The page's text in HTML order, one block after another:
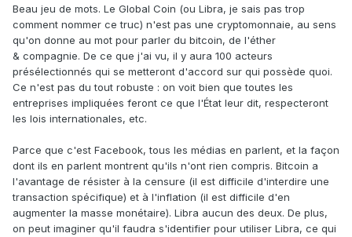
Beau jeu de mots. Le Global Coin (ou Libra, je sais pas trop
comment nommer ce truc) n'est pas une cryptomonnaie, au sens
qu'on donne au mot pour parler du bitcoin, de l'éther
& compagnie. De ce que j'ai vu, il y aura 100 acteurs
présélectionnés qui se metteront d'accord sur qui possède quoi.
Ce n'est pas du tout robuste : on voit bien que toutes les
entreprises impliquées feront ce que l'État leur dit, respecteront
les lois internationales, etc.
Parce que c'est Facebook, tous les médias en parlent, et la façon
dont ils en parlent montrent qu'ils n'ont rien compris. Bitcoin a
l'avantage de résister à la censure (il est difficile d'interdire une
transaction spécifique) et à l'inflation (il est difficile d'en
augmenter la masse monétaire). Libra aucun des deux. De plus,
on peut imaginer qu'il faudra s'identifier pour utiliser Libra, ce qui